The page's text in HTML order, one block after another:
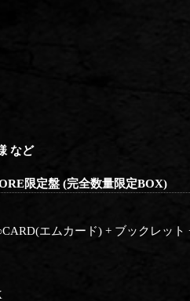
など
限定盤 (完全数量限定BOX)
エムカード) + ブックレット